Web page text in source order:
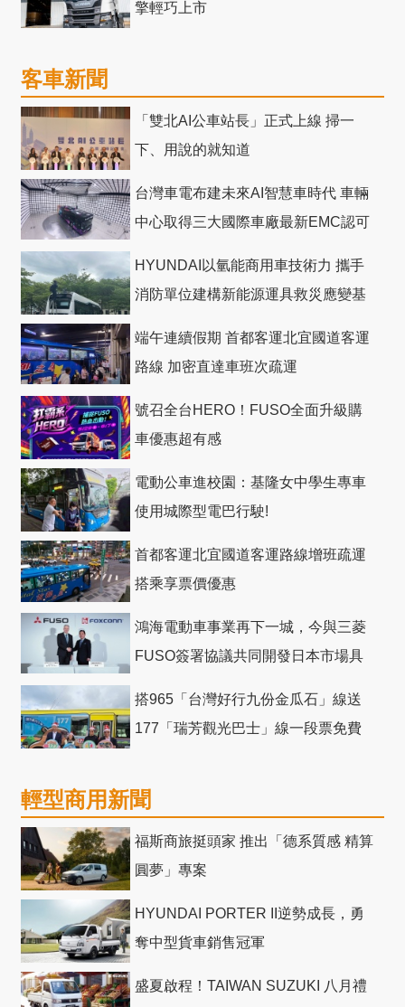
擎輕巧上市
客車新聞
「雙北AI公車站長」正式上線 掃一
下、用說的就知道
台灣車電布建未來AI智慧車時代 車輛
中心取得三大國際車廠最新EMC認可
HYUNDAI以氫能商用車技術力 攜手
消防單位建構新能源運具救災應變基
端午連續假期 首都客運北宜國道客運
路線 加密直達車班次疏運
號召全台HERO！FUSO全面升級購
車優惠超有感
電動公車進校園：基隆女中學生專車
使用城際型電巴行駛!
首都客運北宜國道客運路線增班疏運
搭乘享票價優惠
鴻海電動車事業再下一城，今與三菱
FUSO簽署協議共同開發日本市場具
搭965「台灣好行九份金瓜石」線送
177「瑞芳觀光巴士」線一段票免費
輕型商用新聞
福斯商旅挺頭家 推出「德系質感 精算
圓夢」專案
HYUNDAI PORTER II逆勢成長，勇
奪中型貨車銷售冠軍
盛夏啟程！TAIWAN SUZUKI 八月禮